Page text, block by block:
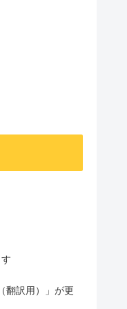
翻訳用）」が更